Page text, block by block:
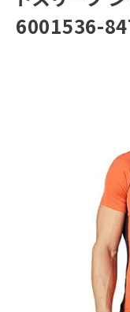
スポーツから選ぶ
6001536-